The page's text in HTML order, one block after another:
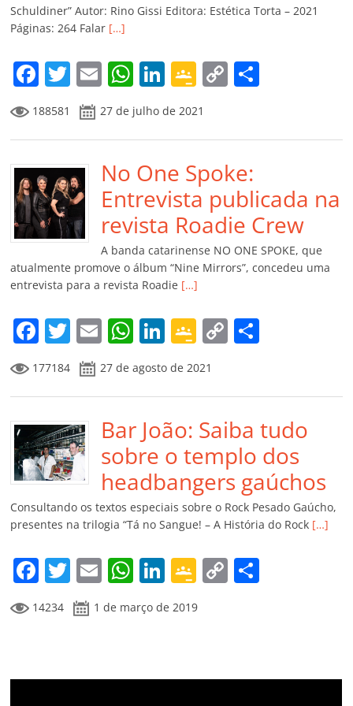
ro
m
Schuldiner” Autor: Rino Gissi Editora: Estética Torta – 2021
Páginas: 264 Falar […]
F
a
c
e
b
o
o
k
T
w
itt
er
E
m
ai
l
W
h
at
s
A
p
p
Li
n
k
e
dI
n
G
o
o
gl
e
Cl
a
ss
ro
o
m
C
y
Li
n
k
p
til
h
ar
188581 27 de julho de 2021
No One Spoke:
Entrevista publicada na
revista Roadie Crew
A banda catarinense NO ONE SPOKE, que
atualmente promove o álbum “Nine Mirrors”, concedeu uma
entrevista para a revista Roadie […]
F
a
c
e
b
o
o
k
T
w
itt
er
E
m
ai
l
W
at
s
A
p
p
Li
n
k
e
dI
n
G
o
o
gl
e
Cl
a
ss
ro
o
m
C
y
Li
n
k
p
ar
til
h
ar
177184 27 de agosto de 2021
Bar João: Saiba tudo
sobre o templo dos
headbangers gaúchos
Consultando os textos especiais sobre o Rock Pesado Gaúcho,
presentes na trilogia “Tá no Sangue! – A História do Rock […]
F
a
c
b
T
w
itt
E
m
ai
W
at
A
Li
n
k
dI
G
o
o
e
C
Li ar
14234 1 de março de 2019